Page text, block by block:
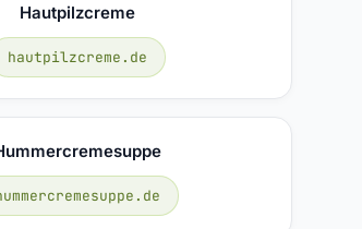
Hautpilzcreme
hautpilzcreme.de